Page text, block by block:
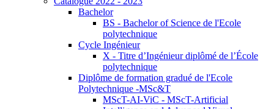
Bachelor
BS - Bachelor of Science de l'Ecole
polytechnique
Cycle Ingénieur
X - Titre d’Ingénieur diplômé de l’École
polytechnique
Diplôme de formation gradué de l'Ecole
Polytechnique -MSc&T
MScT-AI-ViC - MScT-Artificial